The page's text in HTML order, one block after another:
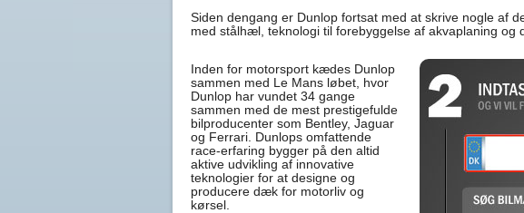
Siden dengang er Dunlop fortsat med at skrive nogle af
med stålhæl, teknologi til forebyggelse af akvaplaning
Inden for motorsport kædes Dunlop
sammen med Le Mans løbet, hvor
Dunlop har vundet 34 gange
sammen med de mest prestigefulde
bilproducenter som Bentley, Jaguar
og Ferrari. Dunlops omfattende
race-erfaring bygger på den altid
aktive udvikling af innovative
teknologier for at designe og
producere dæk for motorliv og
kørsel.